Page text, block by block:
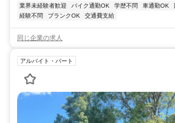
業界未経験者歓迎 バイク通勤OK 学歴不問 車通勤OK
経験不問
ブランクOK 交通費支給
同じ企業の求人
アルバイト・パート